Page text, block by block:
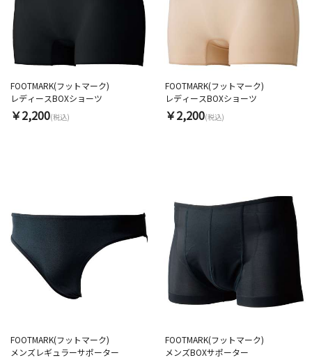
FOOTMARK(フットマーク)
レディースBOXショーツ
￥2,200(税込)
FOOTMARK(フットマーク)
レディースBOXショーツ
￥2,200(税込)
FOOTMARK(フットマーク)
メンズレギュラーサポーター
FOOTMARK(フットマーク)
メンズBOXサポーター